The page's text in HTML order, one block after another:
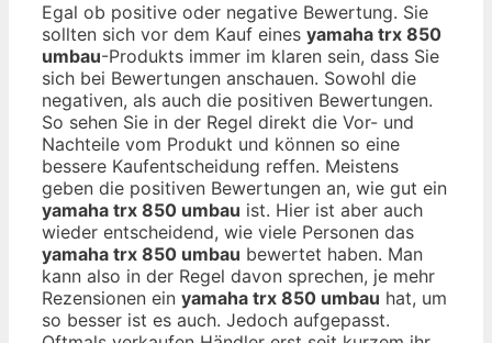
Egal ob positive oder negative Bewertung. Sie
sollten sich vor dem Kauf eines yamaha trx 850
umbau-Produkts immer im klaren sein, dass Sie
sich bei Bewertungen anschauen. Sowohl die
negativen, als auch die positiven Bewertungen.
So sehen Sie in der Regel direkt die Vor- und
Nachteile vom Produkt und können so eine
bessere Kaufentscheidung reffen. Meistens
geben die positiven Bewertungen an, wie gut ein
yamaha trx 850 umbau ist. Hier ist aber auch
wieder entscheidend, wie viele Personen das
yamaha trx 850 umbau bewertet haben. Man
kann also in der Regel davon sprechen, je mehr
Rezensionen ein yamaha trx 850 umbau hat, um
so besser ist es auch. Jedoch aufgepasst.